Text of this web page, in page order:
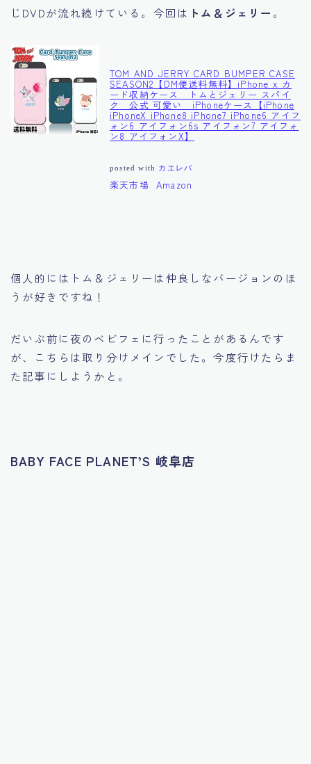
じDVDが流れ続けている。今回は トム＆ジェリー 。
TOM AND JERRY CARD BUMPER CASE
SEASON2【DM便送料無料】iPhone x カ
ード収納ケース トムとジェリー スパイ
ク 公式 可愛い iPhoneケース【iPhone
iPhoneX iPhone8 iPhone7 iPhone6 アイフ
ォン6 アイフォン6s アイフォン7 アイフォ
ン8 アイフォンX】
posted with カエレバ
楽天市場 Amazon
個人的にはトム＆ジェリーは仲良しなバージョンのほ
うが好きですね！
だいぶ前に夜のベビフェに行ったことがあるんです
が、こちらは取り分けメインでした。今度行けたらま
た記事にしようかと。
BABY FACE PLANET’S 岐阜店